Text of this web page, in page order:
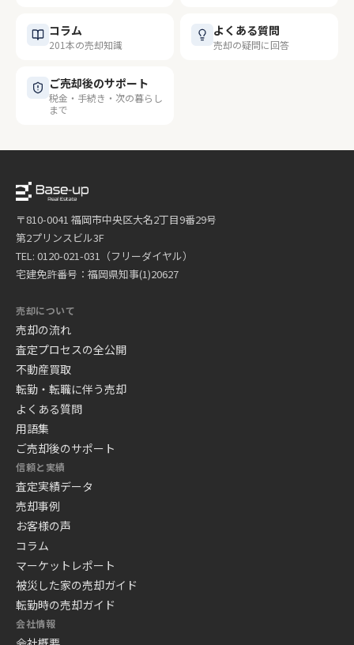
コラム
201本の売却知識
よくある質問
売却の疑問に回答
ご売却後のサポート
税金・手続き・次の暮らし
まで
〒810-0041 福岡市中央区大名2丁目9番29号
第2プリンスビル3F
TEL: 0120-021-031（フリーダイヤル）
宅建免許番号：福岡県知事(1)20627
売却について
売却の流れ
査定プロセスの全公開
不動産買取
転勤・転職に伴う売却
よくある質問
用語集
ご売却後のサポート
信頼と実績
査定実績データ
売却事例
お客様の声
コラム
マーケットレポート
被災した家の売却ガイド
転勤時の売却ガイド
会社情報